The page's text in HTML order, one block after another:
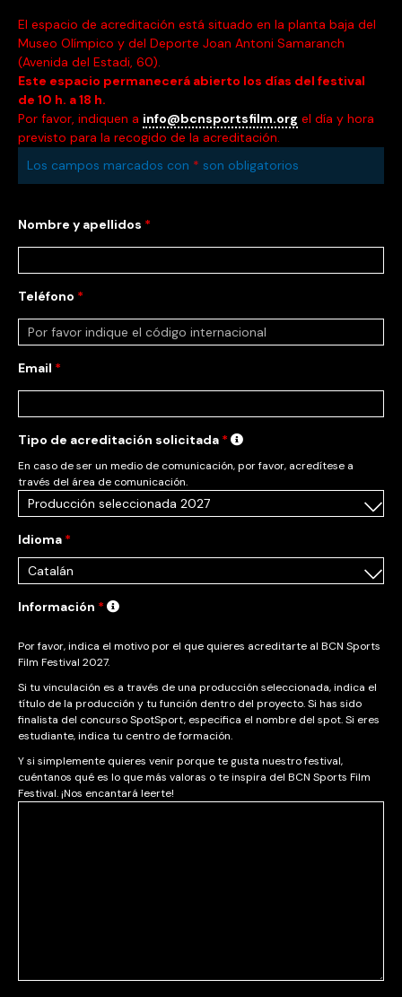
El espacio de acreditación está situado en la planta baja del
Museo Olímpico y del Deporte Joan Antoni Samaranch
(Avenida del Estadi, 60).
Este espacio permanecerá abierto los días del festival
de 10 h. a 18 h.
Por favor, indiquen a info@bcnsportsfilm.org el día y hora
previsto para la recogido de la acreditación.
Los campos marcados con * son obligatorios
Nombre y apellidos *
Teléfono *
Email *
Tipo de acreditación solicitada *
En caso de ser un medio de comunicación, por favor, acredítese a
través del área de comunicación.
Idioma *
Información *
Por favor, indica el motivo por el que quieres acreditarte al BCN Sports
Film Festival 2027.
Si tu vinculación es a través de una producción seleccionada, indica el
título de la producción y tu función dentro del proyecto. Si has sido
finalista del concurso SpotSport, especifica el nombre del spot. Si eres
estudiante, indica tu centro de formación.
Y si simplemente quieres venir porque te gusta nuestro festival,
cuéntanos qué es lo que más valoras o te inspira del BCN Sports Film
Festival. ¡Nos encantará leerte!